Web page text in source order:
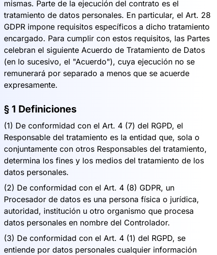
mismas. Parte de la ejecución del contrato es el
tratamiento de datos personales. En particular, el Art. 28
GDPR impone requisitos específicos a dicho tratamiento
encargado. Para cumplir con estos requisitos, las Partes
celebran el siguiente Acuerdo de Tratamiento de Datos
(en lo sucesivo, el "Acuerdo"), cuya ejecución no se
remunerará por separado a menos que se acuerde
expresamente.
§ 1 Definiciones
(1) De conformidad con el Art. 4 (7) del RGPD, el
Responsable del tratamiento es la entidad que, sola o
conjuntamente con otros Responsables del tratamiento,
determina los fines y los medios del tratamiento de los
datos personales.
(2) De conformidad con el Art. 4 (8) GDPR, un
Procesador de datos es una persona física o jurídica,
autoridad, institución u otro organismo que procesa
datos personales en nombre del Controlador.
(3) De conformidad con el Art. 4 (1) del RGPD, se
entiende por datos personales cualquier información